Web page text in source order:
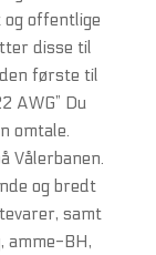
offentlige
disse til
første til
AWG” Du
omtale.
Vålerbanen.
og bredt
samt
amme-BH,